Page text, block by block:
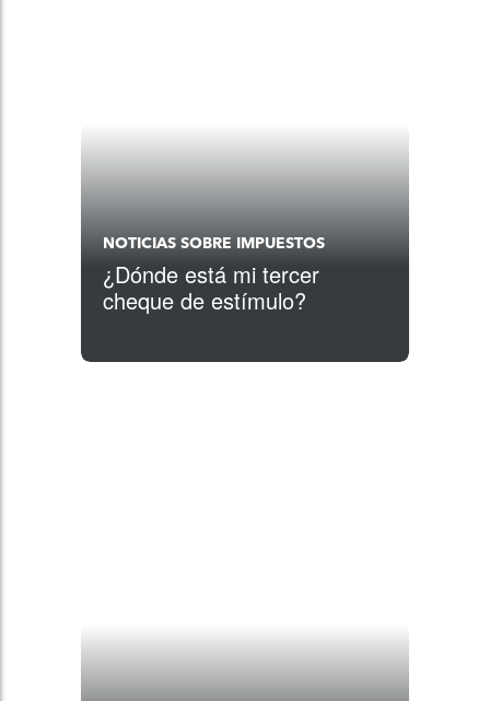
NOTICIAS SOBRE IMPUESTOS
¿Dónde está mi tercer
cheque de estímulo?